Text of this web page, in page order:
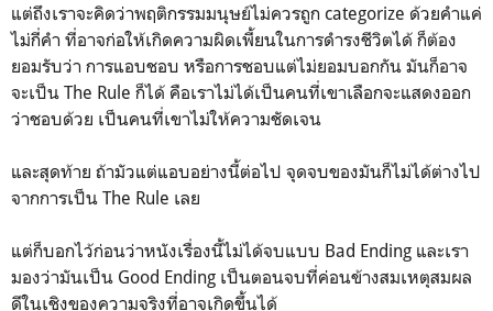
แต่ถึงเราจะคิดว่าพฤติกรรมมนุษย์ไม่ควรถูก categorize ด้วยคำแค่
ไม่กี่คำ ที่อาจก่อให้เกิดความผิดเพี้ยนในการดำรงชีวิตได้ ก็ต้อง
ยอมรับว่า การแอบชอบ หรือการชอบแต่ไม่ยอมบอกกัน มันก็อาจ
จะเป็น The Rule ก็ได้ คือเราไม่ได้เป็นคนที่เขาเลือกจะแสดงออก
ว่าชอบด้วย เป็นคนที่เขาไม่ให้ความชัดเจน
และสุดท้าย ถ้ามัวแต่แอบอย่างนี้ต่อไป จุดจบของมันก็ไม่ได้ต่างไป
จากการเป็น The Rule เลย
แต่ก็บอกไว้ก่อนว่าหนังเรื่องนี้ไม่ได้จบแบบ Bad Ending และเรา
มองว่ามันเป็น Good Ending เป็นตอนจบที่ค่อนข้างสมเหตุสมผล
ดีในเชิงของความจริงที่อาจเกิดขึ้นได้